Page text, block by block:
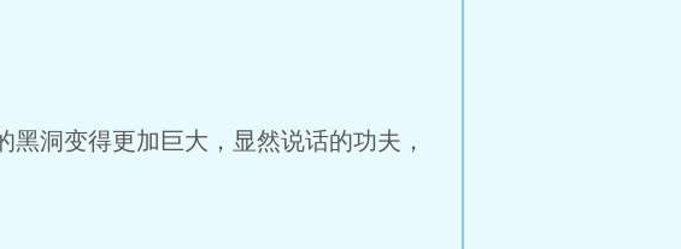
洞变得更加巨大，显然说话的功夫，